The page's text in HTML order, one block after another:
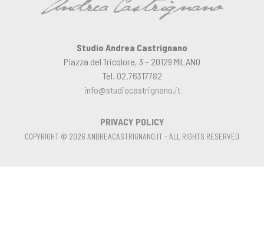
Studio Andrea Castrignano
Piazza del Tricolore, 3 – 20129 MILANO
Tel. 02.76317782
info@studiocastrignano.it
PRIVACY POLICY
COPYRIGHT © 2026 ANDREACASTRIGNANO.IT - ALL RIGHTS RESERVED